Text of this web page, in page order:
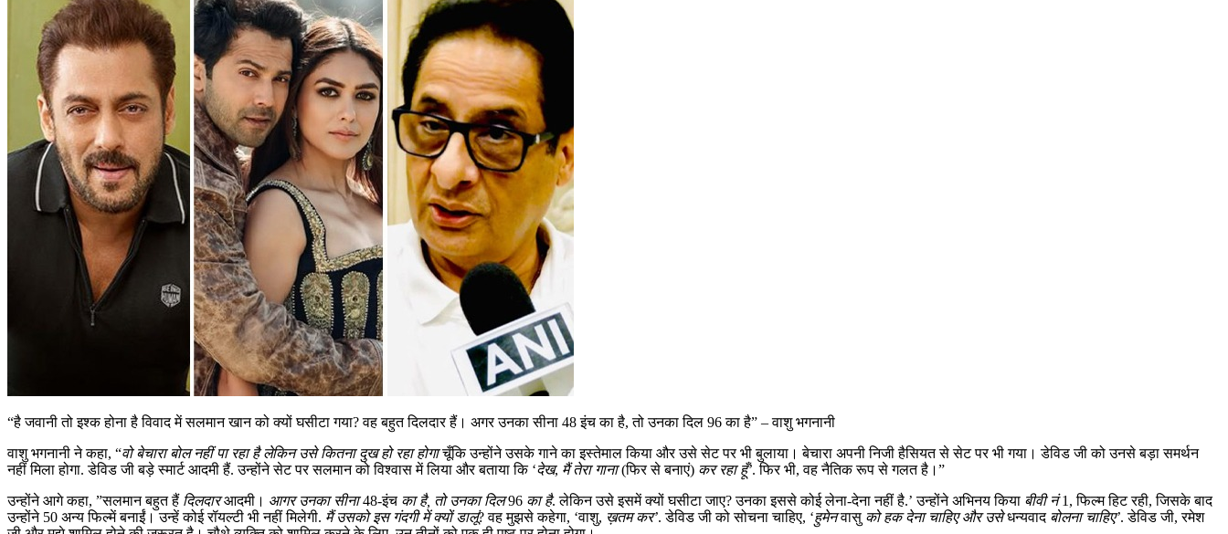
“है जवानी तो इश्क होना है विवाद में सलमान खान को क्यों घसीटा गया? वह बहुत दिलदार हैं। अगर उनका सीना 48 इंच का है, तो उनका दिल 96 का है” – वाशु भगनानी
वाशु भगनानी ने कहा, “वो बेचारा बोल नहीं पा रहा है लेकिन उसे कितना दुख हो रहा होगाचूँकि उन्होंने उसके गाने का इस्तेमाल किया और उसे सेट पर भी बुलाया। बेचारा अपनी निजी हैसियत से सेट पर भी गया। डेविड जी को उनसे बड़ा समर्थन
नहीं मिला होगा. डेविड जी बड़े स्मार्ट आदमी हैं. उन्होंने सेट पर सलमान को विश्वास में लिया और बताया कि ‘देख, मैं तेरा गाना(फिर से बनाएं) कर रहा हूँ’. फिर भी, वह नैतिक रूप से गलत है।”
उन्होंने आगे कहा, ”सलमान बहुत हैं दिलदारआदमी। आगर उनका सीना48-इंच का है, तो उनका दिल96 का है. लेकिन उसे इसमें क्यों घसीटा जाए? उनका इससे कोई लेना-देना नहीं है.’ उन्होंने अभिनय किया बीवी नं1, फिल्म हिट रही, जिसके बाद
उन्होंने 50 अन्य फिल्में बनाईं। उन्हें कोई रॉयल्टी भी नहीं मिलेगी. मैं उसको इस गंदगी में क्यों डालूं? वह मुझसे कहेगा, ‘वाशु, ख़तम कर’. डेविड जी को सोचना चाहिए, ‘हुमेनवासु को हक देना चाहिए और उसेधन्यवाद बोलना चाहिए’. डेविड जी, रमेश